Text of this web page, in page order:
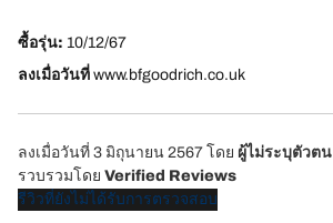
ซื้อรุ่น: 10/12/67
ลงเมื่อวันที่ www.bfgoodrich.co.uk
ลงเมื่อวันที่ 3 มิถุนายน 2567 โดย ผู้ไม่ระบุตัวตน
รวบรวมโดย Verified Reviews
รีวิวที่ยังไม่ได้รับการตรวจสอบ